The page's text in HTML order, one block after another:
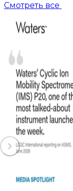
Смотреть все